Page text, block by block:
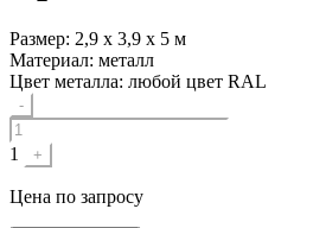
Размер: 2,9 х 3,9 х 5 м
Материал: металл
Цвет металла: любой цвет RAL
Quantity
-
1 +
Цена по запросу